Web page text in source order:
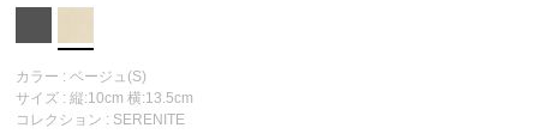
カラー : ベージュ(S)
サイズ : 縦:10cm 横:13.5cm
コレクション : SERENITE